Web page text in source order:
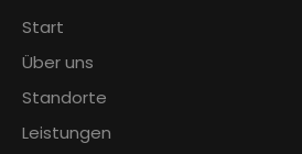
Start
Über uns
Standorte
Leistungen